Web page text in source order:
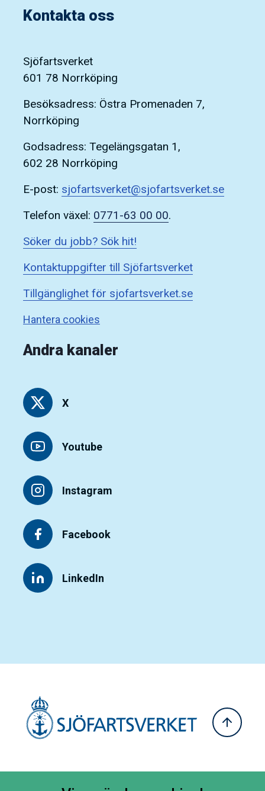
Kontakta oss
Sjöfartsverket
601 78 Norrköping
Besöksadress: Östra Promenaden 7,
Norrköping
Godsadress: Tegelängsgatan 1,
602 28 Norrköping
E-post: sjofartsverket@sjofartsverket.se
Telefon växel: 0771-63 00 00.
Söker du jobb? Sök hit!
Kontaktuppgifter till Sjöfartsverket
Tillgänglighet för sjofartsverket.se
Hantera cookies
Andra kanaler
X
Youtube
Instagram
Facebook
LinkedIn